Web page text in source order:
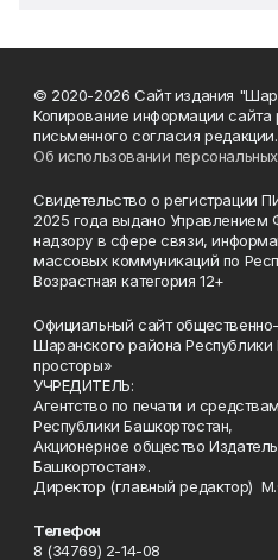
© 2020-2026 Сайт издания
Копирование информации сайта
письменного согласия редакции.
Об использовании
Свидетельство о регистрации
2025 года выдано
надзору в сфере связи,
массовых коммуникаций по
Возрастная категория 12+
Официальный сайт
Шаранского района
просторы»
УЧРЕДИТЕЛЬ:
Агентство по печати и
Республики Башкортостан,
Акционерное общество
Башкортостан».
Директор (главный редактор)
Телефон
8 (34769) 2-14-08